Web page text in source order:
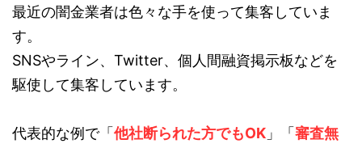
最近の闇金業者は色々な手を使って集客していま
す。
SNSやライン、Twitter、個人間融資掲示板などを
駆使して集客しています。
代表的な例で「 他社断られた方でもOK 」「 審査無